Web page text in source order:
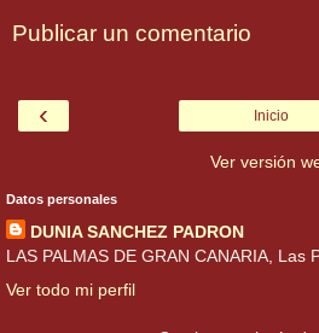
Publicar un comentario
‹ Inicio
Ver versión
Datos personales
DUNIA SANCHEZ PADRON
LAS PALMAS DE GRAN CANARIA, Las
Ver todo mi perfil